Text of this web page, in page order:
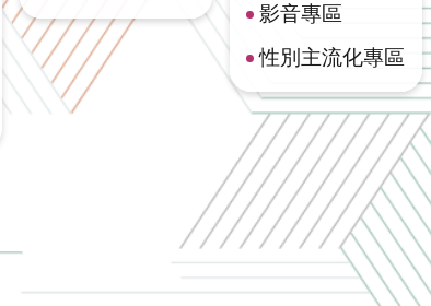
影音專區
性別主流化專區